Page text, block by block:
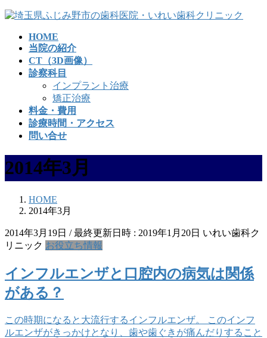
コ
ナ
HOME
当院の紹介
CT（3D画像）
診察科目
インプラント治療
矯正治療
料金・費用
診療時間・アクセス
問い合せ
2014年3月
HOME
2014年3月
2014年3月19日 / 最終更新日時 : 2019年1月20日 いれい歯科ク
リニック お役立ち情報
インフルエンザと口腔内の病気は関係
がある？
この時期になると大流行するインフルエンザ。 このインフ
ルエンザがきっかけとなり、歯や歯ぐきが痛んだりすること